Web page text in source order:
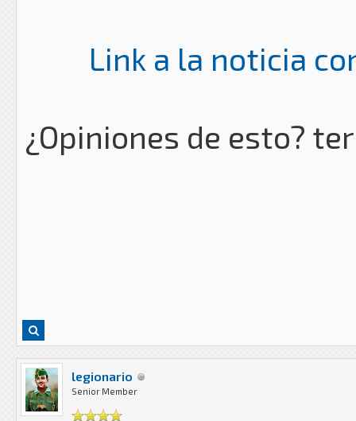
Link a la noticia
¿Opiniones de esto?
legionario
Senior Member